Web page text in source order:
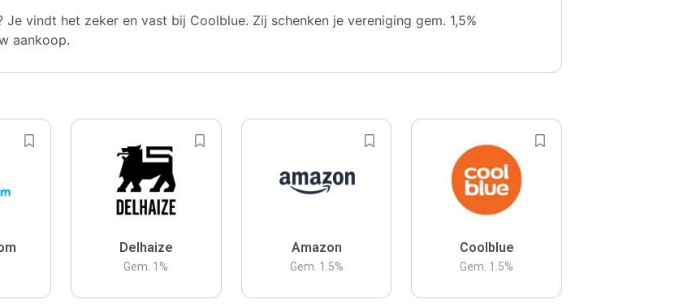
Je vindt het zeker en vast bij Coolblue. Zij schenken je vereniging gem. 1,5%
aankoop.
Delhaize
Gem. 1 %
Amazon
Gem. 1.5%
Coolblue
Gem. 1.5%